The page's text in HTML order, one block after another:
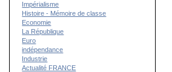
Impérialisme
Histoire - Mémoire de classe
Economie
La République
Euro
indépendance
Industrie
Actualité FRANCE